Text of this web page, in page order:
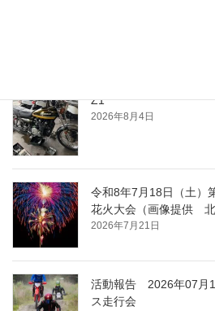
Z1
2026年8月4日
令和8年7月18日（土
花火大会（画像提供 北
2026年7月21日
活動報告 2026年07月
ス走行会